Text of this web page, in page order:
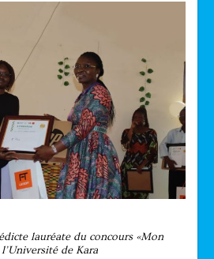
lauréate du concours «Mon
de Kara